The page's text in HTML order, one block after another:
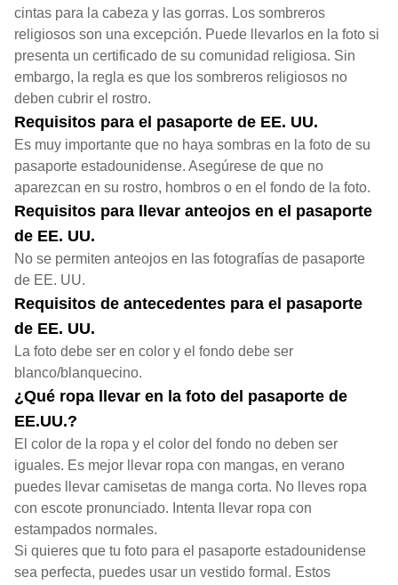
cintas para la cabeza y las gorras. Los sombreros
religiosos son una excepción. Puede llevarlos en la foto si
presenta un certificado de su comunidad religiosa. Sin
embargo, la regla es que los sombreros religiosos no
deben cubrir el rostro.
Requisitos para el pasaporte de EE. UU.
Es muy importante que no haya sombras en la foto de su
pasaporte estadounidense. Asegúrese de que no
aparezcan en su rostro, hombros o en el fondo de la foto.
Requisitos para llevar anteojos en el pasaporte
de EE. UU.
No se permiten anteojos en las fotografías de pasaporte
de EE. UU.
Requisitos de antecedentes para el pasaporte
de EE. UU.
La foto debe ser en color y el fondo debe ser
blanco/blanquecino.
¿Qué ropa llevar en la foto del pasaporte de
EE.UU.?
El color de la ropa y el color del fondo no deben ser
iguales. Es mejor llevar ropa con mangas, en verano
puedes llevar camisetas de manga corta. No lleves ropa
con escote pronunciado. Intenta llevar ropa con
estampados normales.
Si quieres que tu foto para el pasaporte estadounidense
sea perfecta, puedes usar un vestido formal. Estos